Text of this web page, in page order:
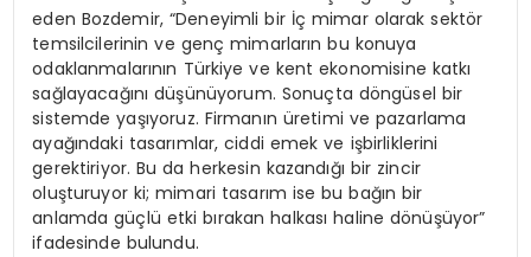
eden Bozdemir, “Deneyimli bir İç mimar olarak sektör
temsilcilerinin ve genç mimarların bu konuya
odaklanmalarının Türkiye ve kent ekonomisine katkı
sağlayacağını düşünüyorum. Sonuçta döngüsel bir
sistemde yaşıyoruz. Firmanın üretimi ve pazarlama
ayağındaki tasarımlar, ciddi emek ve işbirliklerini
gerektiriyor. Bu da herkesin kazandığı bir zincir
oluşturuyor ki; mimari tasarım ise bu bağın bir
anlamda güçlü etki bırakan halkası haline dönüşüyor”
ifadesinde bulundu.